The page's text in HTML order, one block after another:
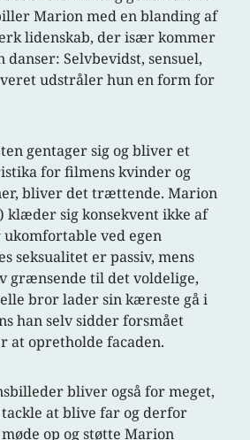
Marion med en blanding af
lidenskab, der især kommer
Selvbevidst, sensuel,
udstråler hun en form for
gentager sig og bliver et
for filmens kvinder og
bliver det trættende. Marion
klæder sig konsekvent ikke af
ved egen
seksualitet er passiv, mens
grænsende til det voldelige,
bror lader sin kæreste gå i
han selv sidder forsmået
at opretholde facaden.
bliver også for meget,
tackle at blive far og derfor
op og støtte Marion